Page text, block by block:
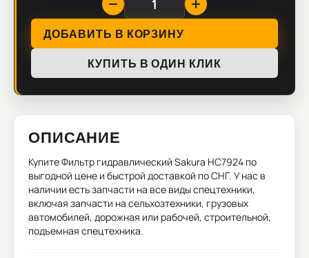
ДОБАВИТЬ В КОРЗИНУ
КУПИТЬ В ОДИН КЛИК
ОПИСАНИЕ
КупитеФильтр гидравлический Sakura HC7924 по
выгодной цене и быстрой доставкой по СНГ. У нас в
наличии есть запчасти на все виды спецтехники,
включая запчасти на сельхозтехники, грузовых
автомобилей, дорожная или рабочей, строительной,
подъемная спецтехника.